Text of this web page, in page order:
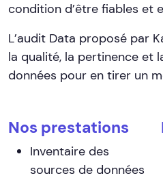
condition d’être fiables et
L’audit Data proposé par
la qualité, la pertinence et
données pour en tirer un
Nos prestations
Inventaire des
sources de données